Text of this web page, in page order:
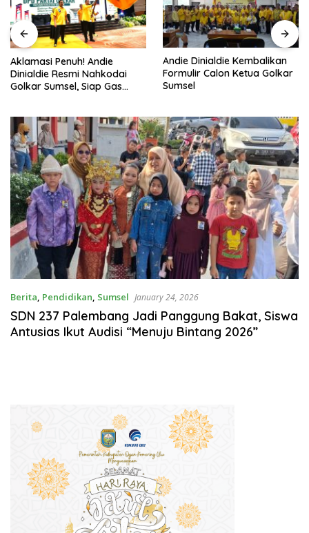
Aklamasi Penuh! Andie
Dinialdie Resmi Nahkodai
Golkar Sumsel, Siap Gas
Andie Dinialdie Kembalikan
Formulir Calon Ketua Golkar
Sumsel
Berita, Pendidikan, Sumsel January 24, 2026
SDN 237 Palembang Jadi Panggung Bakat, Siswa
Antusias Ikut Audisi “Menuju Bintang 2026”